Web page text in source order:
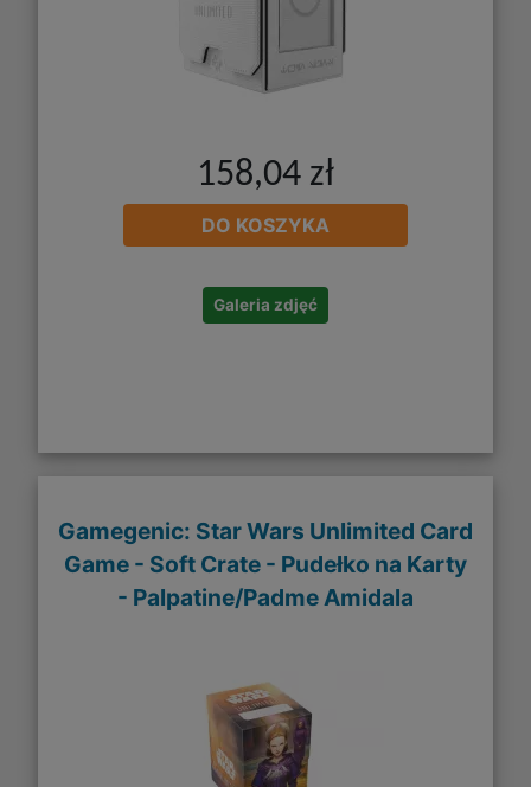
158,04 zł
DO KOSZYKA
Galeria zdjęć
Gamegenic: Star Wars Unlimited Card
Game - Soft Crate - Pudełko na Karty
- Palpatine/Padme Amidala